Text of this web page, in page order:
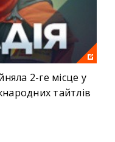
Мірешкін, Ірина
Валерій
Курта
2-ге місце у
тайтлів